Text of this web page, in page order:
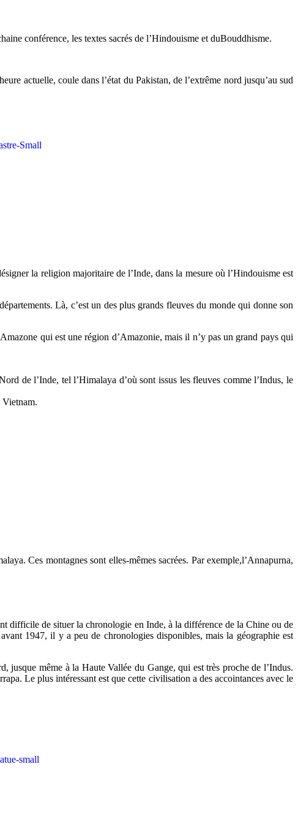
conférence, les textes sacrés de l’Hindouisme et duBouddhisme.
actuelle, coule dans l’état du Pakistan, de l’extrême nord jusqu’au sud
la religion majoritaire de l’Inde, dans la mesure où l’Hindouisme est
Là, c’est un des plus grands fleuves du monde qui donne son
qui est une région d’Amazonie, mais il n’y pas un grand pays qui
de l’Inde, tel l’Himalaya d’où sont issus les fleuves comme l’Indus, le
Vietnam.
Ces montagnes sont elles-mêmes sacrées. Par exemple,l’Annapurna,
difficile de situer la chronologie en Inde, à la différence de la Chine ou de
1947, il y a peu de chronologies disponibles, mais la géographie est
même à la Haute Vallée du Gange, qui est très proche de l’Indus.
Le plus intéressant est que cette civilisation a des accointances avec le